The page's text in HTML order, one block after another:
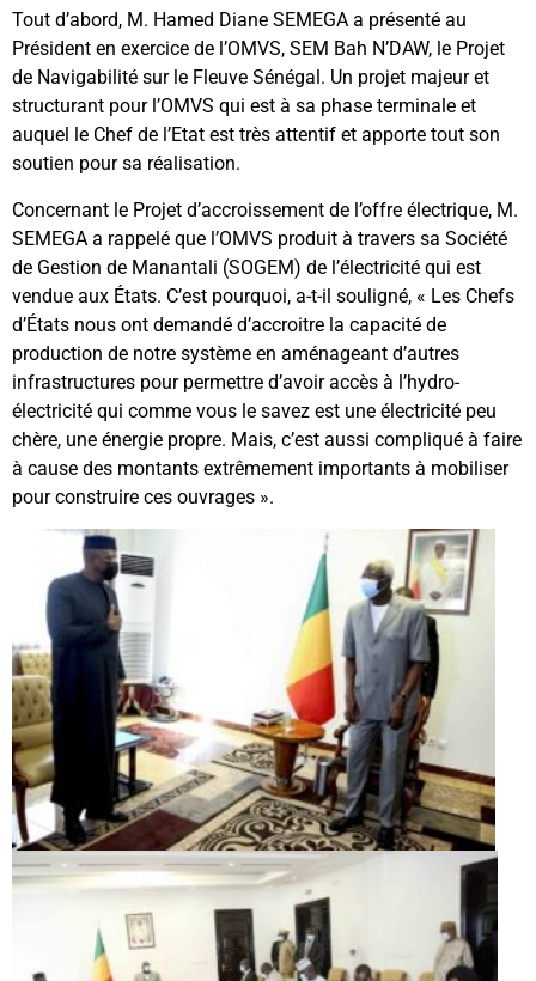
Tout d’abord, M. Hamed Diane SEMEGA a présenté au
Président en exercice de l’OMVS, SEM Bah N’DAW, le Projet
de Navigabilité sur le Fleuve Sénégal. Un projet majeur et
structurant pour l’OMVS qui est à sa phase terminale et
auquel le Chef de l’Etat est très attentif et apporte tout son
soutien pour sa réalisation.
Concernant le Projet d’accroissement de l’offre électrique, M.
SEMEGA a rappelé que l’OMVS produit à travers sa Société
de Gestion de Manantali (SOGEM) de l’électricité qui est
vendue aux États. C’est pourquoi, a-t-il souligné, « Les Chefs
d’États nous ont demandé d’accroitre la capacité de
production de notre système en aménageant d’autres
infrastructures pour permettre d’avoir accès à l’hydro-
électricité qui comme vous le savez est une électricité peu
chère, une énergie propre. Mais, c’est aussi compliqué à faire
à cause des montants extrêmement importants à mobiliser
pour construire ces ouvrages ».